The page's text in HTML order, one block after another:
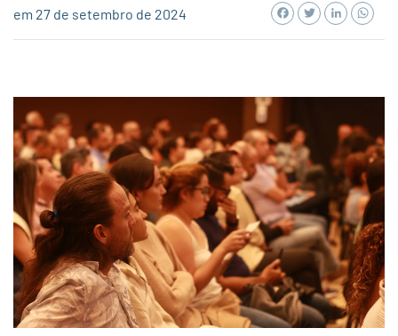
em 27 de setembro de 2024 Facebook
Twitter